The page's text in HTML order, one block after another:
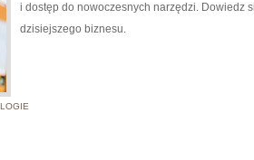
i dostęp do nowoczesnych narzędzi. Dowiedz
dzisiejszego biznesu.